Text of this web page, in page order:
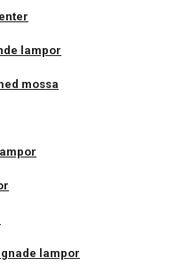
lampor
mossa
lampor